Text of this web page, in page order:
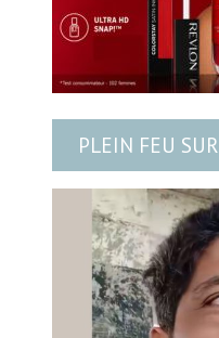
PLEIN FEU SUR